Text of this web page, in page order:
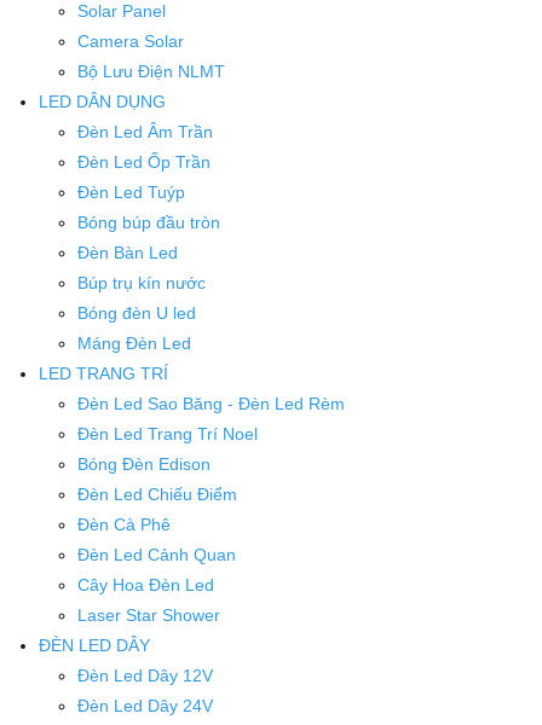
Solar Panel
Camera Solar
Bộ Lưu Điện NLMT
LED DÂN DỤNG
Đèn Led Âm Trần
Đèn Led Ốp Trần
Đèn Led Tuýp
Bóng búp đầu tròn
Đèn Bàn Led
Búp trụ kín nước
Bóng đèn U led
Máng Đèn Led
LED TRANG TRÍ
Đèn Led Sao Băng - Đèn Led Rèm
Đèn Led Trang Trí Noel
Bóng Đèn Edison
Đèn Led Chiếu Điểm
Đèn Cà Phê
Đèn Led Cảnh Quan
Cây Hoa Đèn Led
Laser Star Shower
ĐÈN LED DÂY
Đèn Led Dây 12V
Đèn Led Dây 24V